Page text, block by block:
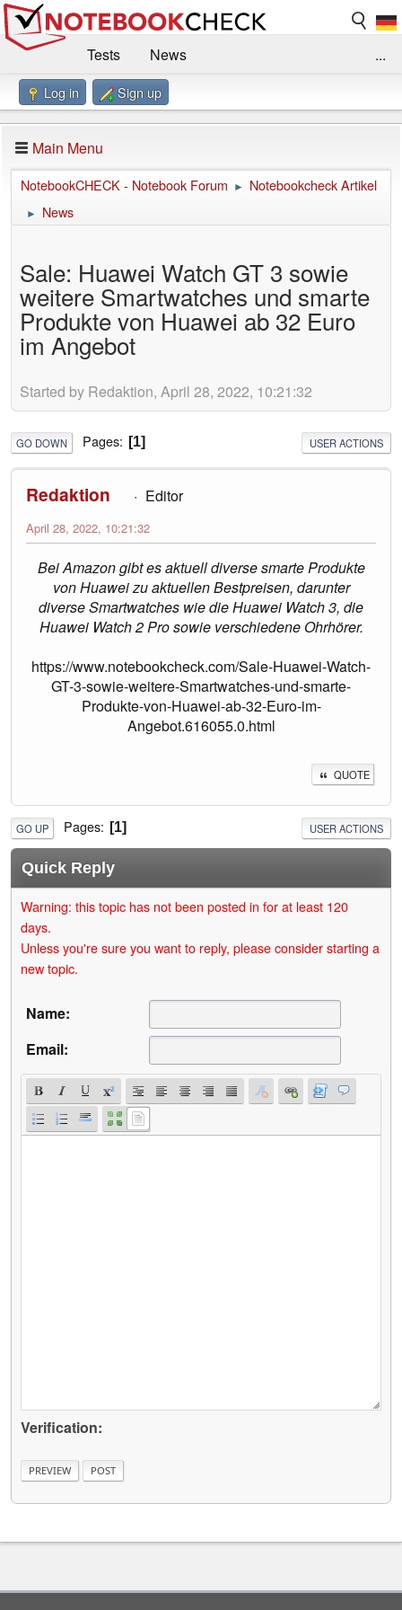
Tests
News
Benchmarks / Technik
Forum
Impressum
...
Log in Sign up
Main Menu
NotebookCHECK - Notebook Forum ► Notebookcheck Artikel
► News
Sale: Huawei Watch GT 3 sowie
weitere Smartwatches und smarte
Produkte von Huawei ab 32 Euro
im Angebot
Started by Redaktion, April 28, 2022, 10:21:32
GO DOWN Pages 1 USER ACTIONS
Redaktion Editor
April 28, 2022, 10:21:32
Bei Amazon gibt es aktuell diverse smarte Produkte
von Huawei zu aktuellen Bestpreisen, darunter
diverse Smartwatches wie die Huawei Watch 3, die
Huawei Watch 2 Pro sowie verschiedene Ohrhörer.
https://www.notebookcheck.com/Sale-Huawei-Watch-
GT-3-sowie-weitere-Smartwatches-und-smarte-
Produkte-von-Huawei-ab-32-Euro-im-
Angebot.616055.0.html
QUOTE
GO UP Pages 1 USER ACTIONS
Quick Reply
Warning: this topic has not been posted in for at least 120
days.
Unless you're sure you want to reply, please consider starting a
new topic.
Name:
Email:
Verification: